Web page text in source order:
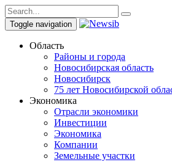
Toggle navigation
Область
Районы и города
Новосибирская область
Новосибирск
75 лет Новосибирской
Экономика
Отрасли экономики
Инвестиции
Экономика
Компании
Земельные участки